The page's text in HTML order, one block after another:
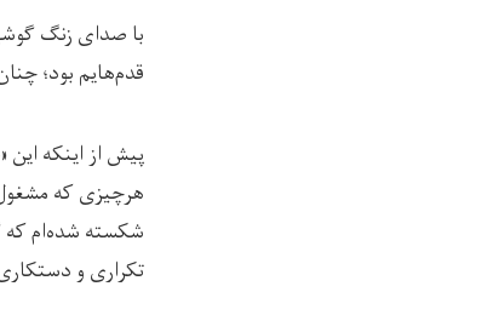
با صدای زنگ
قدم‌هایم بود؛
پیش از اینکه
هرچیزی که مشغول
شکسته شده‌ام که
تکراری و